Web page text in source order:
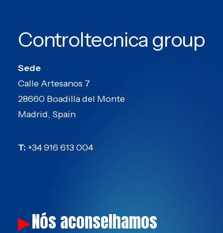
Controltecnica group
Sede
Calle Artesanos 7
28660 Boadilla del Monte
Madrid, Spain
T: +34 916 613 004
▶Nós aconselhamos